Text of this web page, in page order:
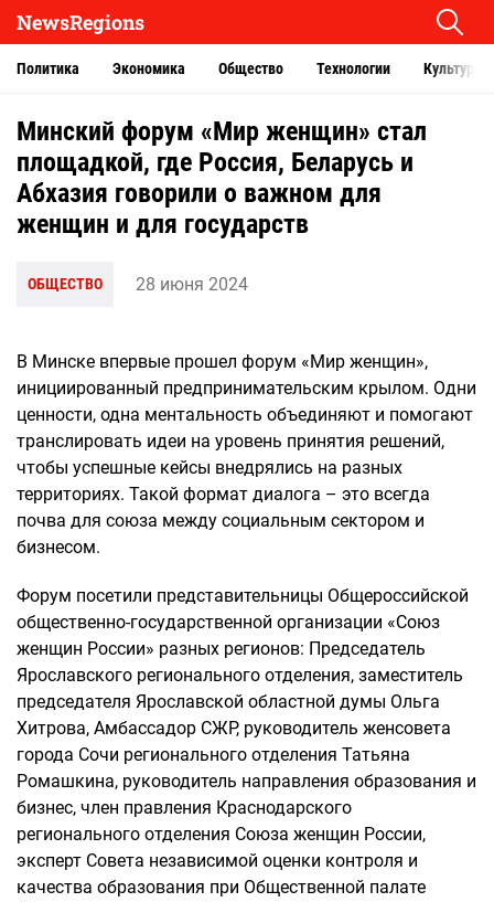
NewsRegions
Политика Экономика Общество Технологии Культура
Минский форум «Мир женщин» стал
площадкой, где Россия, Беларусь и
Абхазия говорили о важном для
женщин и для государств
ОБЩЕСТВО 28 июня 2024
В Минске впервые прошел форум «Мир женщин»,
инициированный предпринимательским крылом. Одни
ценности, одна ментальность объединяют и помогают
транслировать идеи на уровень принятия решений,
чтобы успешные кейсы внедрялись на разных
территориях. Такой формат диалога – это всегда
почва для союза между социальным сектором и
бизнесом.
Форум посетили представительницы Общероссийской
общественно-государственной организации «Союз
женщин России» разных регионов: Председатель
Ярославского регионального отделения, заместитель
председателя Ярославской областной думы Ольга
Хитрова, Амбассадор СЖР, руководитель женсовета
города Сочи регионального отделения Татьяна
Ромашкина, руководитель направления образования и
бизнес, член правления Краснодарского
регионального отделения Союза женщин России,
эксперт Совета независимой оценки контроля и
качества образования при Общественной палате